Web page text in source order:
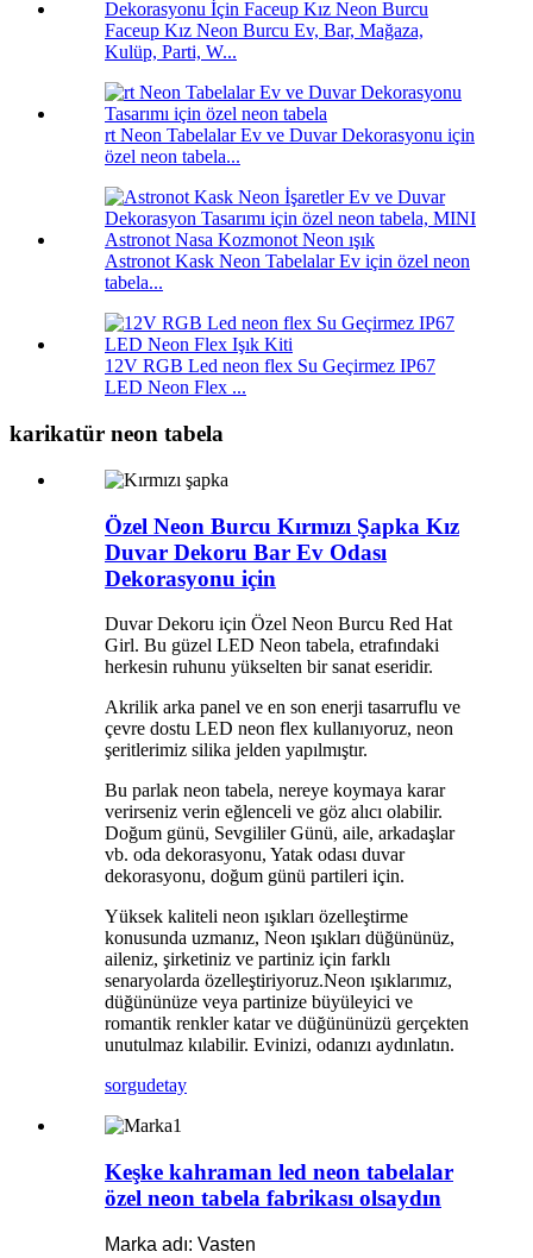
Faceup Kız Neon Burcu Ev, Bar, Mağaza,
Kulüp, Parti, W...
rt Neon Tabelalar Ev ve Duvar Dekorasyonu için
özel neon tabela...
Astronot Kask Neon Tabelalar Ev için özel neon
tabela...
12V RGB Led neon flex Su Geçirmez IP67
LED Neon Flex ...
karikatür neon tabela
Özel Neon Burcu Kırmızı Şapka Kız
Duvar Dekoru Bar Ev Odası
Dekorasyonu için
Duvar Dekoru için Özel Neon Burcu Red Hat
Girl. Bu güzel LED Neon tabela, etrafındaki
herkesin ruhunu yükselten bir sanat eseridir.
Akrilik arka panel ve en son enerji tasarruflu ve
çevre dostu LED neon flex kullanıyoruz, neon
şeritlerimiz silika jelden yapılmıştır.
Bu parlak neon tabela, nereye koymaya karar
verirseniz verin eğlenceli ve göz alıcı olabilir.
Doğum günü, Sevgililer Günü, aile, arkadaşlar
vb. oda dekorasyonu, Yatak odası duvar
dekorasyonu, doğum günü partileri için.
Yüksek kaliteli neon ışıkları özelleştirme
konusunda uzmanız, Neon ışıkları düğününüz,
aileniz, şirketiniz ve partiniz için farklı
senaryolarda özelleştiriyoruz.Neon ışıklarımız,
düğününüze veya partinize büyüleyici ve
romantik renkler katar ve düğününüzü gerçekten
unutulmaz kılabilir. Evinizi, odanızı aydınlatın.
sorgudetay
Keşke kahraman led neon tabelalar
özel neon tabela fabrikası olsaydın
Marka adı: Vasten